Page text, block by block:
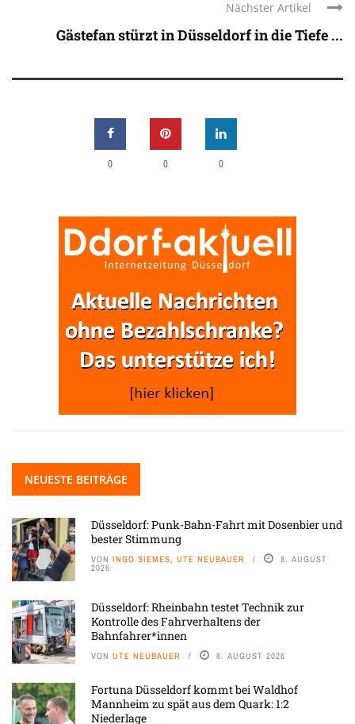
Nächster Artikel
Gästefan stürzt in Düsseldorf in die Tiefe ...
0 0 0
NEUESTE BEITRÄGE
Düsseldorf: Punk-Bahn-Fahrt mit Dosenbier und
bester Stimmung
VON INGO SIEMES, UTE NEUBAUER 8. AUGUST
2026
Düsseldorf: Rheinbahn testet Technik zur
Kontrolle des Fahrverhaltens der
Bahnfahrer*innen
VON UTE NEUBAUER 8. AUGUST 2026
Fortuna Düsseldorf kommt bei Waldhof
Mannheim zu spät aus dem Quark: 1:2
Niederlage